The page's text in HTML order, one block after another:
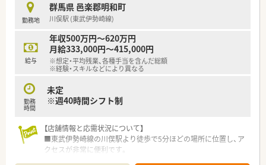
【想定されるキャリアイメージ】
■新規出店計画が数多く控えているため、早期に管理薬剤師やエ
リアマネージャーなどの重要ポストを狙うことが可能です。
■組織の壁に阻まれることなくやりたいことに挑戦できる風土
があり、現場発信で店舗運営の主軸を担う経験が積めます。
■キャリアアップを目指すルートだけでなく、現場のスペシャリ
勤務地
群馬県 邑楽郡明和町
川俣駅 (東武伊勢崎線)
給与
年収500万円～620万円
月給333,000円～415,000円
※想定・平均残業、各種手当を含んだ総額
※経験・スキルなどにより異なる
勤務
時間
未定
※週40時間シフト制
【店舗情報と応需状況について】
■東武伊勢崎線の川俣駅より徒歩で5分ほどの場所に位置し、ア
クセスが非常に便利です。